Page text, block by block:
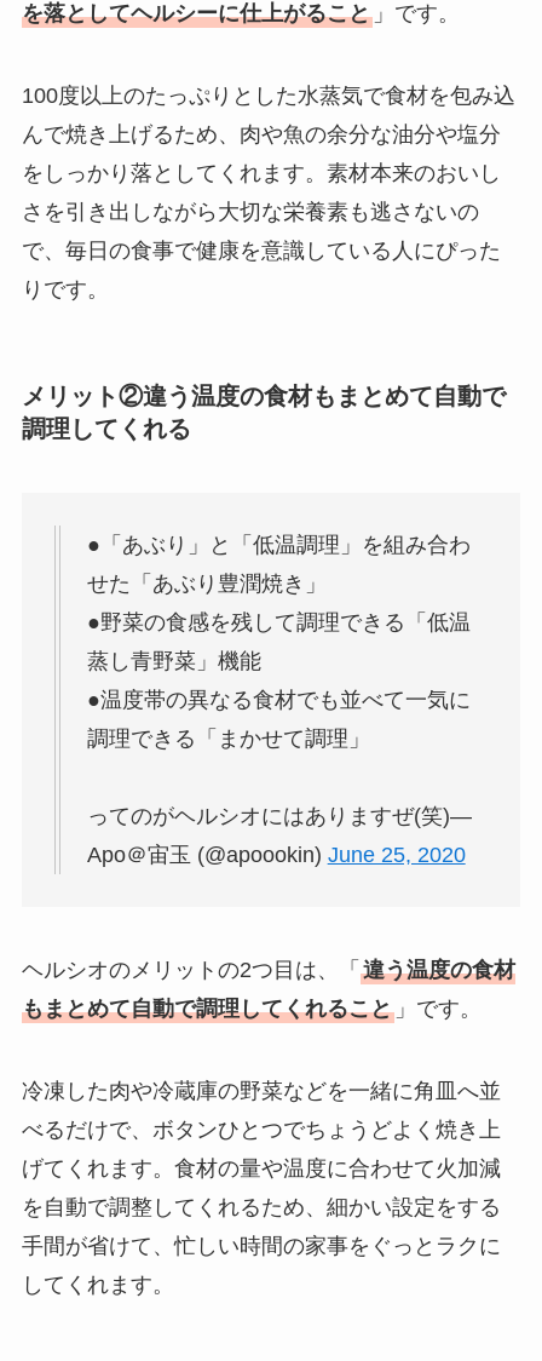
を落としてヘルシーに仕上がること」です。
100度以上のたっぷりとした水蒸気で食材を包み込
んで焼き上げるため、肉や魚の余分な油分や塩分
をしっかり落としてくれます。素材本来のおいし
さを引き出しながら大切な栄養素も逃さないの
で、毎日の食事で健康を意識している人にぴった
りです。
メリット②違う温度の食材もまとめて自動で
調理してくれる
●「あぶり」と「低温調理」を組み合わ
せた「あぶり豊潤焼き」
●野菜の食感を残して調理できる「低温
蒸し青野菜」機能
●温度帯の異なる食材でも並べて一気に
調理できる「まかせて調理」
ってのがヘルシオにはありますぜ(笑)—
Apo＠宙玉 (@apoookin) June 25, 2020
ヘルシオのメリットの2つ目は、「 違う温度の食材
もまとめて自動で調理してくれること」です。
冷凍した肉や冷蔵庫の野菜などを一緒に角皿へ並
べるだけで、ボタンひとつでちょうどよく焼き上
げてくれます。食材の量や温度に合わせて火加減
を自動で調整してくれるため、細かい設定をする
手間が省けて、忙しい時間の家事をぐっとラクに
してくれます。